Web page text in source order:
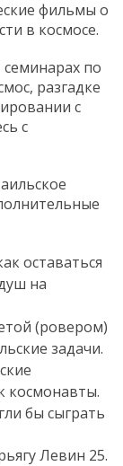
фильмы о
в космосе.
по
разгадке
с
с
оставаться
на
(ровером)
задачи.
космонавты.
бы сыграть
Левин 25.